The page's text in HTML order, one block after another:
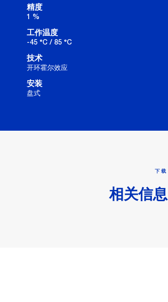
精度
1 %
工作温度
-45 °C / 85 °C
技术
开环霍尔效应
安装
盘式
下载
相关信息